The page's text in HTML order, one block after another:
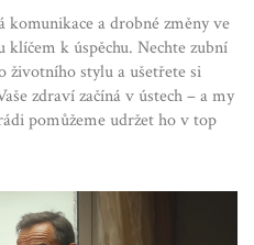
a drobné změny ve
k úspěchu. Nechte zubní
životního stylu a ušetřete si
zdraví začíná v ústech – a my
pomůžeme udržet ho v top